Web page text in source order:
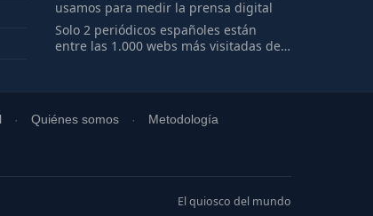
usamos para medir la prensa digital
Solo 2 periódicos españoles están
entre las 1.000 webs más visitadas del
Quiénes somos Metodología
El quiosco del mundo